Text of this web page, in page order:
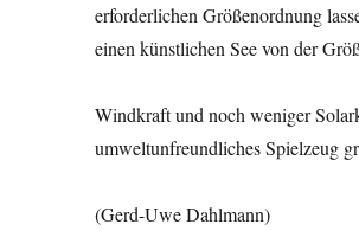
erforderlichen Größenordnung
einen künstlichen See von der
Windkraft und noch weniger
umweltunfreundliches Spielzeug
(Gerd-Uwe Dahlmann)